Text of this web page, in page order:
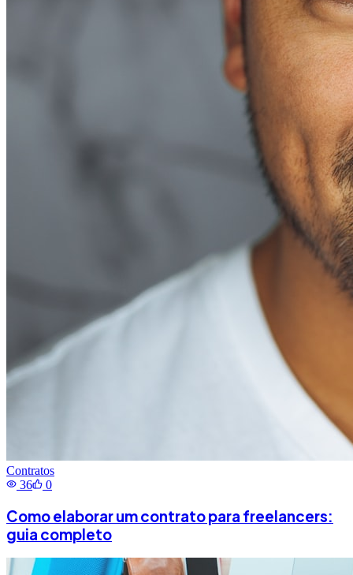
Contratos
36
0
Como elaborar um contrato para freelancers:
guia completo